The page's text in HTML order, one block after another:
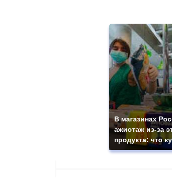
В магазинах
ажиотаж из-за
продукта: что